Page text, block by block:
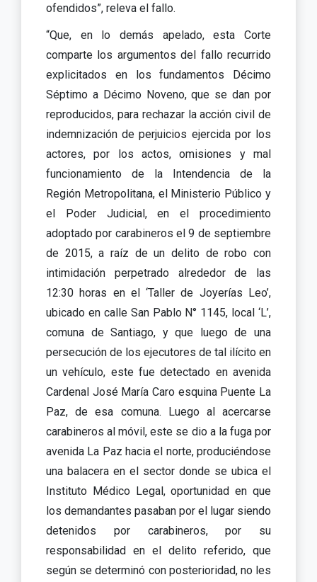
ofendidos”, releva el fallo.
“Que, en lo demás apelado, esta Corte
comparte los argumentos del fallo recurrido
explicitados en los fundamentos Décimo
Séptimo a Décimo Noveno, que se dan por
reproducidos, para rechazar la acción civil de
indemnización de perjuicios ejercida por los
actores, por los actos, omisiones y mal
funcionamiento de la Intendencia de la
Región Metropolitana, el Ministerio Público y
el Poder Judicial, en el procedimiento
adoptado por carabineros el 9 de septiembre
de 2015, a raíz de un delito de robo con
intimidación perpetrado alrededor de las
12:30 horas en el ‘Taller de Joyerías Leo’,
ubicado en calle San Pablo N° 1145, local ‘L’,
comuna de Santiago, y que luego de una
persecución de los ejecutores de tal ilícito en
un vehículo, este fue detectado en avenida
Cardenal José María Caro esquina Puente La
Paz, de esa comuna. Luego al acercarse
carabineros al móvil, este se dio a la fuga por
avenida La Paz hacia el norte, produciéndose
una balacera en el sector donde se ubica el
Instituto Médico Legal, oportunidad en que
los demandantes pasaban por el lugar siendo
detenidos por carabineros, por su
responsabilidad en el delito referido, que
según se determinó con posterioridad, no les